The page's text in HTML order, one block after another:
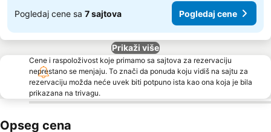
Pogledaj cene sa 7 sajtova Pogledaj cene
Prikaži više
Cene i raspoloživost koje primamo sa sajtova za rezervaciju
neprestano se menjaju. To znači da ponuda koju vidiš na sajtu za
rezervaciju možda neće uvek biti potpuno ista kao ona koja je bila
prikazana na trivagu.
Opseg cena